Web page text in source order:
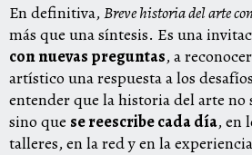
En definitiva,Breve historia del arte
más que una síntesis. Es una
con nuevas preguntas, a
artístico una respuesta a los
entender que la historia del arte no
sino que se reescribe cada día, en
talleres, en la red y en la